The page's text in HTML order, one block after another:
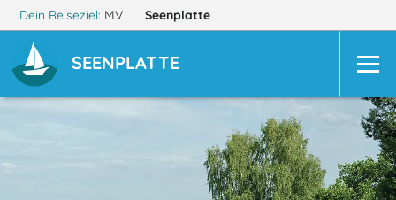
Dein Reiseziel: MV Seenplatte
SEENPLATTE